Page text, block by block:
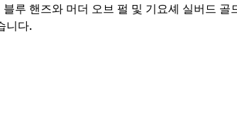
루 핸즈와 머더 오브 펄 및 기요셰 실버드
니다.